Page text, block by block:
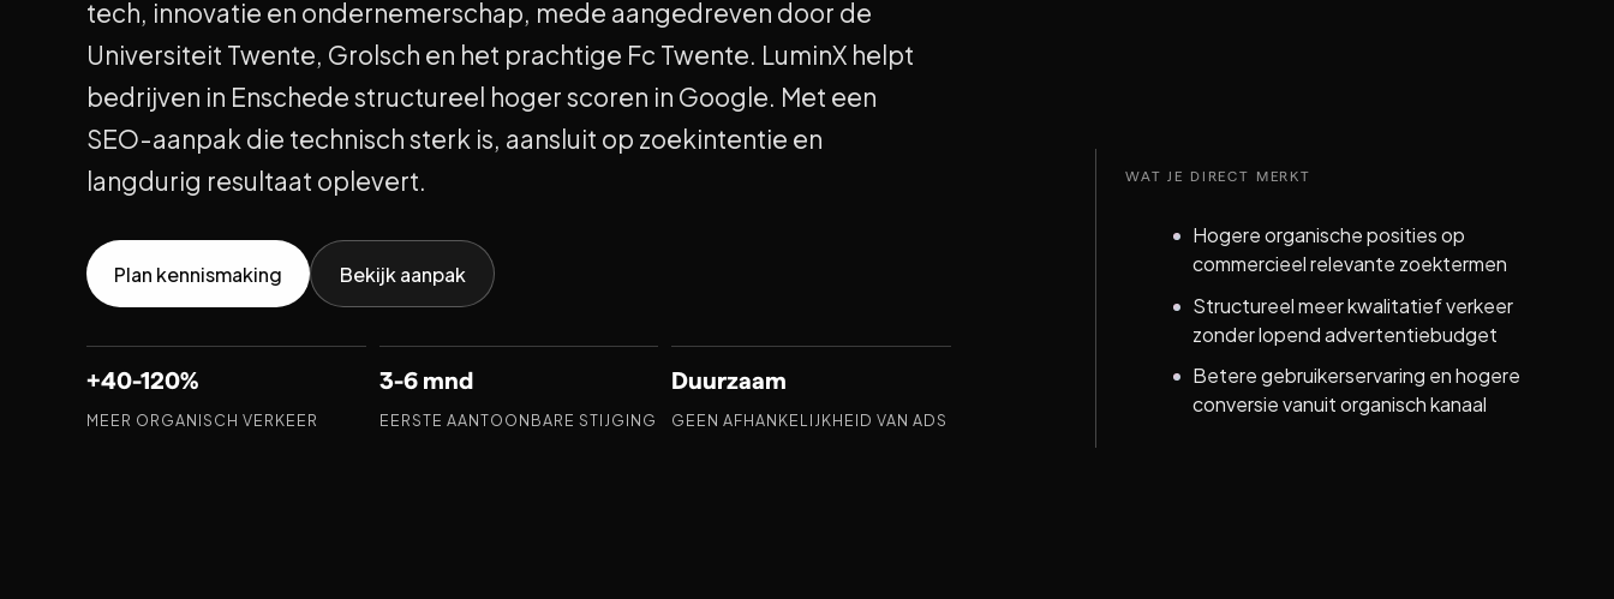
tech, innovatie en ondernemerschap, mede aangedreven door de
Universiteit Twente, Grolsch en het prachtige Fc Twente. LuminX helpt
bedrijven in Enschede structureel hoger scoren in Google. Met een
SEO-aanpak die technisch sterk is, aansluit op zoekintentie en
langdurig resultaat oplevert.
Plan kennismaking Bekijk aanpak
+40-120%
MEER ORGANISCH VERKEER
3-6 mnd
EERSTE AANTOONBARE STIJGING
Duurzaam
GEEN AFHANKELIJKHEID VAN ADS
WAT JE DIRECT MERKT
Hogere organische posities op
commercieel relevante zoektermen
Structureel meer kwalitatief verkeer
zonder lopend advertentiebudget
Betere gebruikerservaring en hogere
conversie vanuit organisch kanaal